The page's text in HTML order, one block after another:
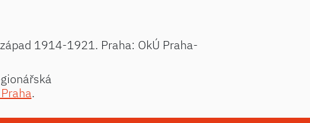
1914-1921. Praha: OkÚ Praha-
.